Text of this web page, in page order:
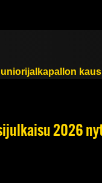
2026